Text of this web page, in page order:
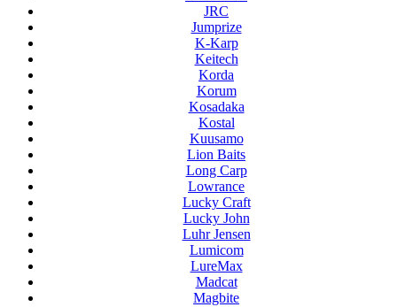
JRC
Jumprize
K-Karp
Keitech
Korda
Korum
Kosadaka
Kostal
Kuusamo
Lion Baits
Long Carp
Lowrance
Lucky Craft
Lucky John
Luhr Jensen
Lumicom
LureMax
Madcat
Magbite